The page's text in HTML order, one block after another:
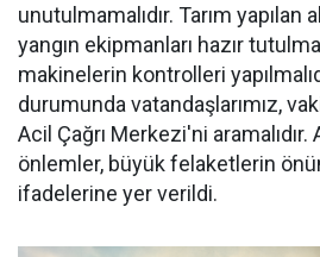
unutulmamalıdır. Tarım
yangın ekipmanları hazır
makinelerin kontrolleri
durumunda vatandaşlarımız,
Acil Çağrı Merkezi'ni aramalıdır.
önlemler, büyük felaketlerin
ifadelerine yer verildi.